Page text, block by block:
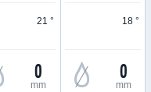
21 °
0
mm
18 °
0
mm